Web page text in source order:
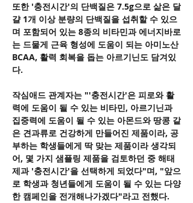
또한 '충전시간'의 단백질은 7.5g으로 삶은 달
걀 1개 이상 분량의 단백질을 섭취할 수 있으
며 포함되어 있는 8종의 비타민과 에너지바로
는 드물게 근육 형성에 도움이 되는 아미노산
BCAA, 활력 회복을 돕는 아르기닌도 담겨있
다.
작심애드 관계자는 "'충전시간'은 피로와 활
력에 도움이 될 수 있는 비타민, 아르기닌과
집중력에 도움이 될 수 있는 아몬드와 땅콩 같
은 견과류로 건강하게 만들어진 제품이라, 공
부하는 학생들에게 딱 맞는 제품이라 생각되
어, 몇 가지 샘플링 제품을 검토하던 중 해태
제과 '충전시간'을 선택하게 되었다"며, "앞으
로 학생과 청년들에게 도움이 될 수 있는 다양
한 캠페인을 전개해나가겠다"라고 전했다.